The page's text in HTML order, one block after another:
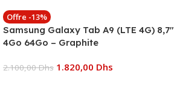
Offre -13%
Samsung Galaxy Tab A9 (LTE 4G) 8,7″
4Go 64Go – Graphite
2.100,00Dhs 1.820,00 Dhs